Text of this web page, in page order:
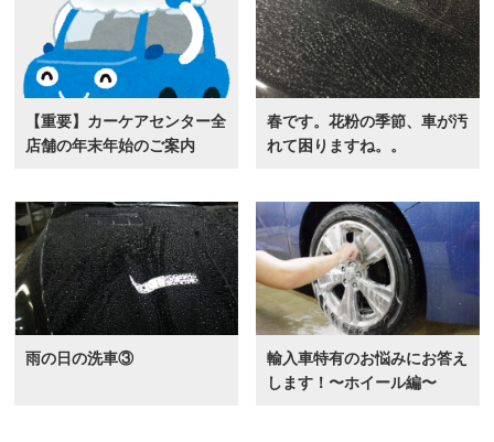
【重要】カーケアセンター全
店舗の年末年始のご案内
春です。花粉の季節、車が汚
れて困りますね。。
雨の日の洗車③
輸入車特有のお悩みにお答え
します！〜ホイール編〜